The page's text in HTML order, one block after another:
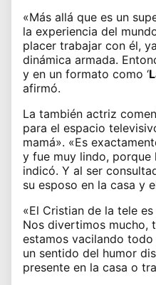
«Más allá que es un
la experiencia del
placer trabajar con él,
dinámica armada.
y en un formato como ‘
afirmó.
La también actriz
para el espacio
mamá». «Es
y fue muy lindo, porque
indicó. Y al ser
su esposo en la casa y
«El Cristian de la tele
Nos divertimos mucho,
estamos vacilando
un sentido del humor
presente en la casa o